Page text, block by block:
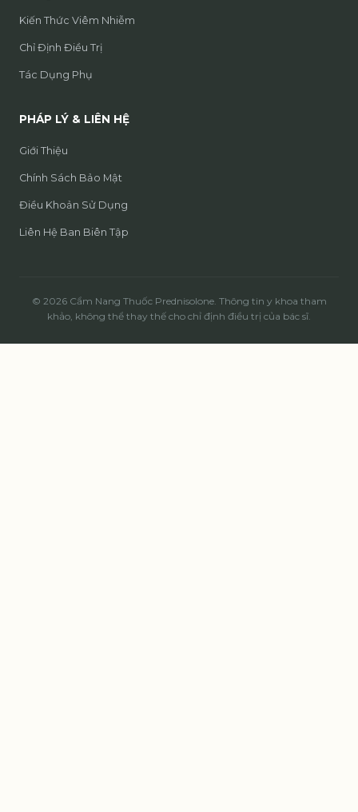
Kiến Thức Viêm Nhiễm
Chỉ Định Điều Trị
Tác Dụng Phụ
PHÁP LÝ & LIÊN HỆ
Giới Thiệu
Chính Sách Bảo Mật
Điều Khoản Sử Dụng
Liên Hệ Ban Biên Tập
© 2026 Cẩm Nang Thuốc Prednisolone. Thông tin y khoa tham
khảo, không thể thay thế cho chỉ định điều trị của bác sĩ.